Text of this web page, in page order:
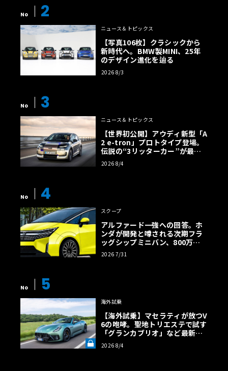
No 2
ニュース＆トピックス
【写真106枚】クラシックから
新時代へ。BMW製MINI、25年
のデザイン進化を辿る
2026 8/3
No 3
ニュース＆トピックス
【世界初公開】アウディ新型「A
2 e-tron」プロトタイプ登場。
伝説の“3リッターカー”が最高
効率エントリーBEVとして復活
【画像38枚】
2026 8/4
No 4
スクープ
アルファード一強への回答。ホ
ンダが開発と噂される次期フラ
ッグシップミニバン、800万円
超の勝算【予想CG】
2026 7/31
No 5
海外試乗
【海外試乗】マセラティが放つV
6の咆哮。聖地トリエステで試す
「グランカブリオ」など最新ト
ロフェオ3台の官能評価《LE VO
LANT LAB》
2026 8/4